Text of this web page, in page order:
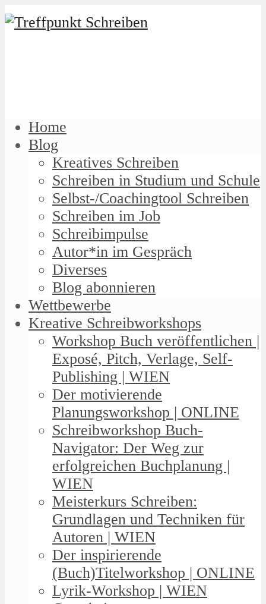
Home
Blog
Kreatives Schreiben
Schreiben in Studium und Schule
Selbst-/Coachingtool Schreiben
Schreiben im Job
Schreibimpulse
Autor*in im Gespräch
Diverses
Blog abonnieren
Wettbewerbe
Kreative Schreibworkshops
Workshop Buch veröffentlichen |
Exposé, Pitch, Verlage, Self-
Publishing | WIEN
Der motivierende
Planungsworkshop | ONLINE
Schreibworkshop Buch-
Navigator: Der Weg zur
erfolgreichen Buchplanung |
WIEN
Meisterkurs Schreiben:
Grundlagen und Techniken für
Autoren | WIEN
Der inspirierende
(Buch)Titelworkshop | ONLINE
Lyrik-Workshop | WIEN